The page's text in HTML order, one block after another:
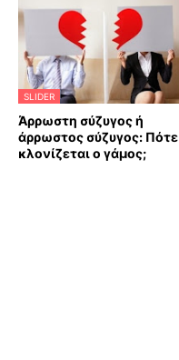
SLIDER
Άρρωστη σύζυγος ή
άρρωστος σύζυγος: Πότε
κλονίζεται ο γάμος;